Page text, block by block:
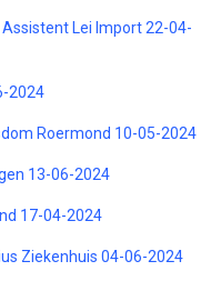
Lei Import 22-04-
2024
Roermond 10-05-2024
13-06-2024
17-04-2024
Ziekenhuis 04-06-2024